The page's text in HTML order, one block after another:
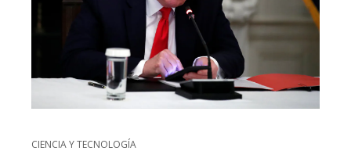
CIENCIA Y TECNOLOGÍA